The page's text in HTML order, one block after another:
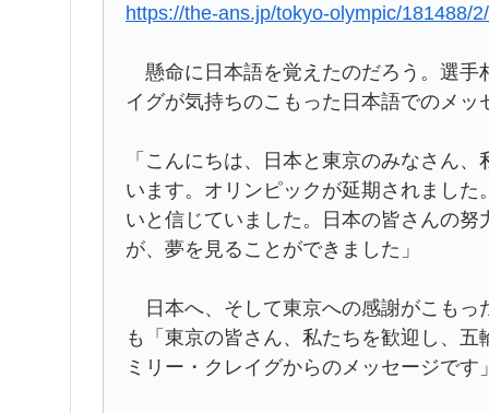
https://the-ans.jp/tokyo-olympic/181488/2/
懸命に日本語を覚えたのだろう。選手
イグが気持ちのこもった日本語でのメッ
「こんにちは、日本と東京のみなさん
います。オリンピックが延期されまし
いと信じていました。日本の皆さんの
が、夢を見ることができました」
日本へ、そして東京への感謝がこもっ
も「東京の皆さん、私たちを歓迎し、
ミリー・クレイグからのメッセージで